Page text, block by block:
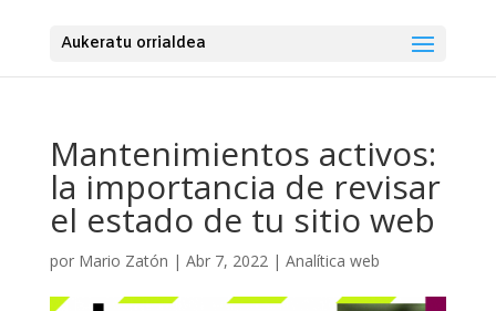
Aukeratu orrialdea
Mantenimientos activos:
la importancia de revisar
el estado de tu sitio web
por Mario Zatón | Abr 7, 2022| Analítica web